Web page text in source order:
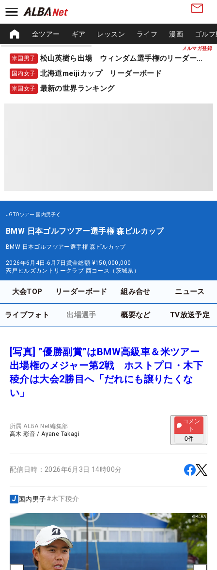
メルマガ登録
全ツアー ギア レッスン ライフ 漫画 ゴル
米国男子 松山英樹ら出場 ウィンダム選手権のリーダーボード
国内女子 北海道meijiカップ リーダーボード
米国女子 最新の世界ランキング
JGTOツアー 国内男子
BMW 日本ゴルフツアー選手権 森ビルカップ
BMW 日本ゴルフツアー選手権 森ビルカップ
2026年6月4日-6月7日 賞金総額 ¥150,000,000
宍戸ヒルズカントリークラブ 西コース（茨城県）
大会TOP リーダーボード 組み合せ ニュース
ライブフォト 出場選手 概要など TV放送予定
[写真] ”優勝副賞”はBMW高級車＆米ツアー
出場権のメジャー第2戦 ホストプロ・木下
稜介は大会2勝目へ「だれにも譲りたくな
い」
所属ALBA Net編集部
高木 彩音 /Ayane Takagi
コメン
ト
0件
配信日時： 2026年6月3日 14時00分
国内男子#木下稜介